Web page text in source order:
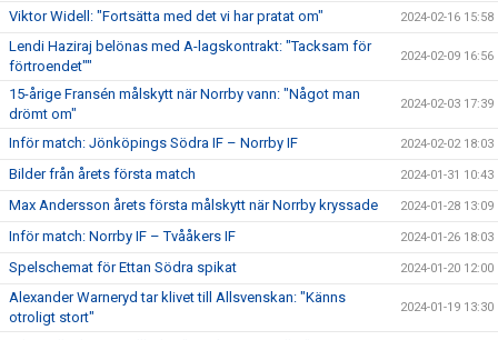
Viktor Widell: "Fortsätta med det vi har pratat om" 2024-02-16 15:58
Lendi Haziraj belönas med A-lagskontrakt: "Tacksam för
förtroendet""
2024-02-09 16:56
15-årige Fransén målskytt när Norrby vann: "Något man
drömt om"
2024-02-03 17:39
Inför match: Jönköpings Södra IF – Norrby IF 2024-02-02 18:03
Bilder från årets första match 2024-01-31 10:43
Max Andersson årets första målskytt när Norrby kryssade 2024-01-28 13:09
Inför match: Norrby IF – Tvååkers IF 2024-01-26 18:03
Spelschemat för Ettan Södra spikat 2024-01-20 12:00
Alexander Warneryd tar klivet till Allsvenskan: "Känns
otroligt stort"
2024-01-19 13:30